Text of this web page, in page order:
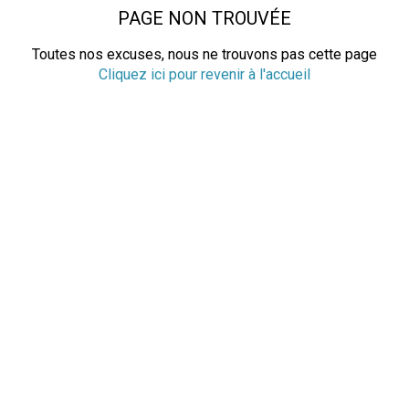
PAGE NON TROUVÉE
Toutes nos excuses, nous ne trouvons pas cette page
Cliquez ici pour revenir à l'accueil